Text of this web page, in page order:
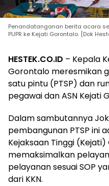
Penandatanganan berita acara
PUPR ke Kejati Gorontalo. [Dok
HESTEK.CO.ID – Kepala
Gorontalo meresmikan
satu pintu (PTSP) dan
pegawai dan ASN Kejati
Dalam sambutannya
pembangunan PTSP ini
Kejaksaan Tinggi
memaksimalkan
pelayanan sesuai SOP
dari KKN.